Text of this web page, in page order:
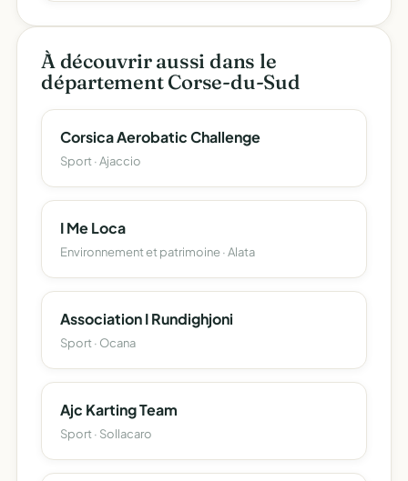
À découvrir aussi dans le
département Corse-du-Sud
Corsica Aerobatic Challenge
Sport · Ajaccio
I Me Loca
Environnement et patrimoine · Alata
Association I Rundighjoni
Sport · Ocana
Ajc Karting Team
Sport · Sollacaro